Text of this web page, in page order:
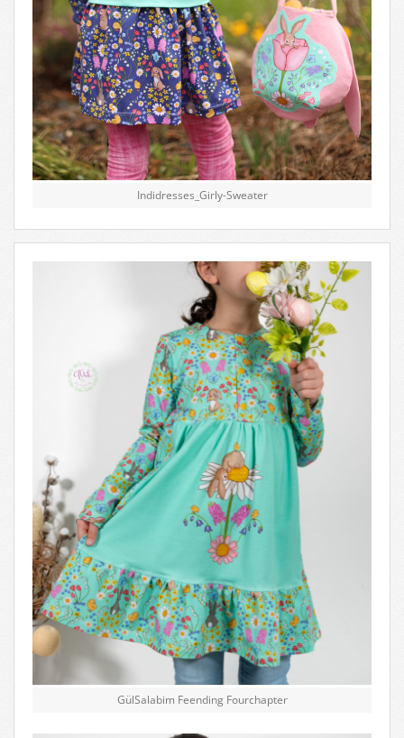
Indidresses_Girly-Sweater
GülSalabim Feending Fourchapter